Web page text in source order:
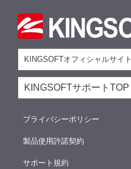
KINGSOFTオフィシャルサイト
KINGSOFTサポートTOP
プライバシーポリシー
製品使用許諾契約
サポート規約